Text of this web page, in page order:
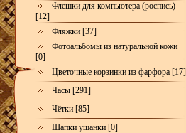
Флешки для компьютера (роспись)
[12]
Фляжки [37]
Фотоальбомы из натуральной кожи
[0]
Цветочные корзинки из фарфора [17]
Часы [291]
Чётки [85]
Шапки ушанки [0]